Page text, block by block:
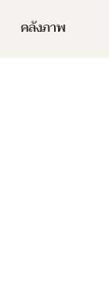
คลังภาพ